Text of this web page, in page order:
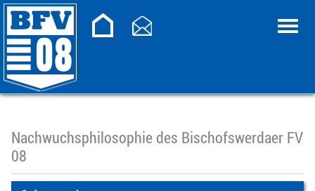
Nachwuchsphilosophie des Bischofswerdaer FV
08